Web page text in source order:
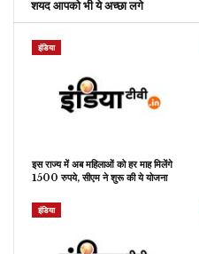
शयद आपको भी ये अच्छा लगे
इंडिया
इस राज्य में अब महिलाओं को हर माह मिलेंगे
1500 रुपये, सीएम ने शुरू की ये योजना
इंडिया